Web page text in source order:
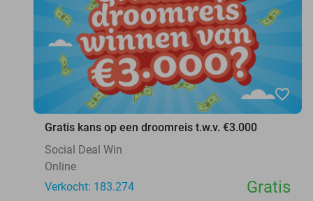
favorite_border
Gratis kans op een droomreis t.w.v. €3.000
Social Deal Win
Online
Verkocht: 183.274
Gratis